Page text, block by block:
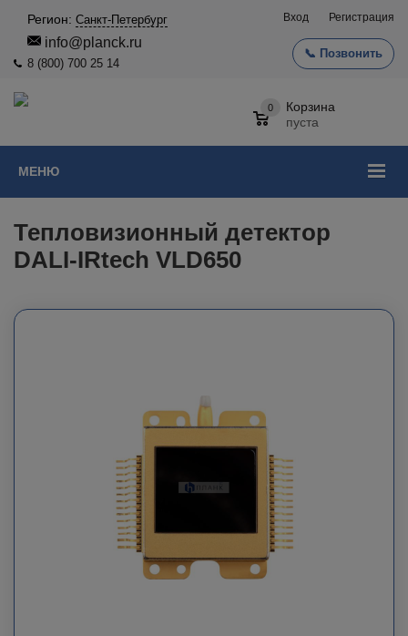
Регион: Санкт-Петербург
info@planck.ru
8 (800) 700 25 14
📞 Позвонить
Вход Регистрация
МЕНЮ
0
Корзина
пуста
Тепловизионный детектор
DALI-IRtech VLD650